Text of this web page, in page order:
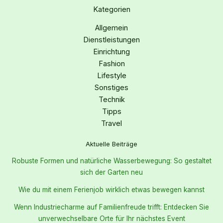
Kategorien
Allgemein
Dienstleistungen
Einrichtung
Fashion
Lifestyle
Sonstiges
Technik
Tipps
Travel
Aktuelle Beiträge
Robuste Formen und natürliche Wasserbewegung: So gestaltet
sich der Garten neu
Wie du mit einem Ferienjob wirklich etwas bewegen kannst
Wenn Industriecharme auf Familienfreude trifft: Entdecken Sie
unverwechselbare Orte für Ihr nächstes Event